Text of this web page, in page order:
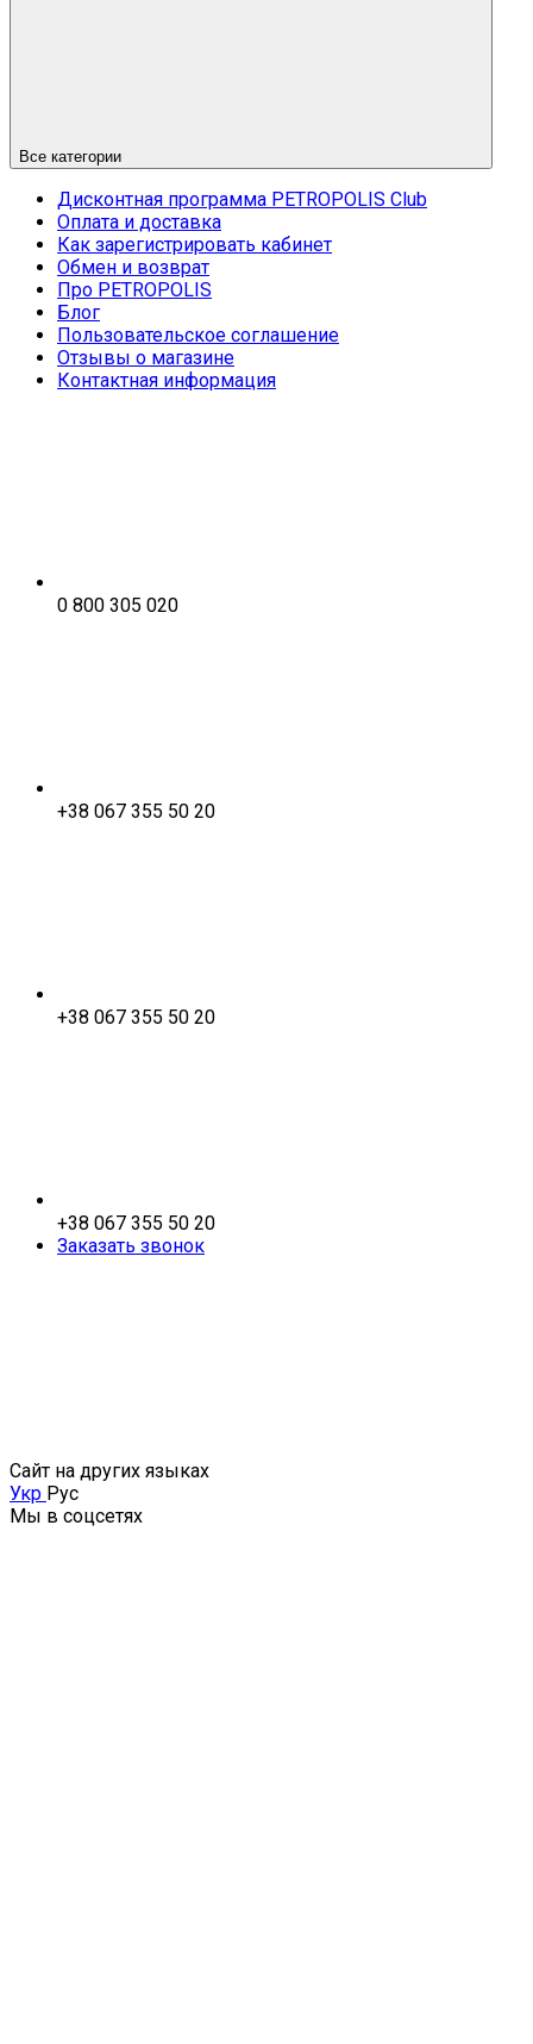
Все категории
Дисконтная программа PETROPOLIS Club
Оплата и доставка
Как зарегистрировать кабинет
Обмен и возврат
Про PETROPOLIS
Блог
Пользовательское соглашение
Отзывы о магазине
Контактная информация
0 800 305 020
+38 067 355 50 20
+38 067 355 50 20
+38 067 355 50 20
Заказать звонок
Сайт на других языках
Укр Рус
Мы в соцсетях